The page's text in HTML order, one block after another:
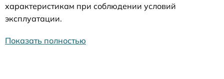
характеристикам при соблюдении условий
эксплуатации.
Показать полностью